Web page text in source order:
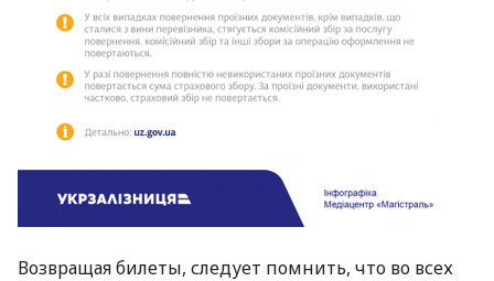
Возвращая билеты, следует помнить, что во всех